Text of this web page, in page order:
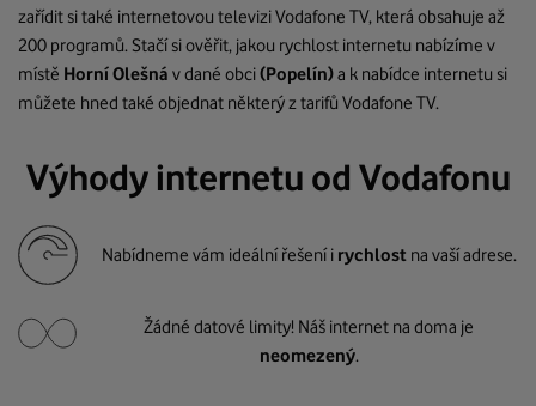
zařídit si také internetovou televizi Vodafone TV, která obsahuje až
200 programů. Stačí si ověřit, jakou rychlost internetu nabízíme v
místě Horní Olešná v dané obci(Popelín)a k nabídce internetu si
můžete hned také objednat některý z tarifů Vodafone TV.
Výhody internetu od Vodafonu
Nabídneme vám ideální řešení i rychlost na vaší adrese.
Žádné datové limity! Náš internet na doma je
neomezený.